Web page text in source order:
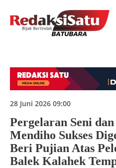
28 Juni 2026 09:00
Pergelaran Seni
Mendiho Sukses
Beri Pujian Atas
Balek Kalahek